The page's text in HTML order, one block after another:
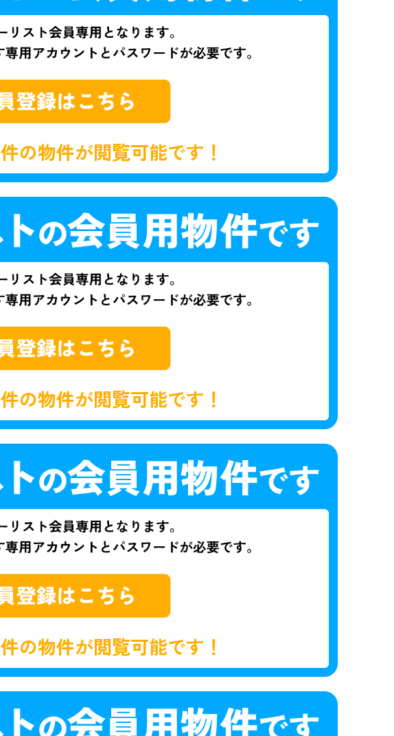
件の物件が閲覧可能です！
件の物件が閲覧可能です！
件の物件が閲覧可能です！